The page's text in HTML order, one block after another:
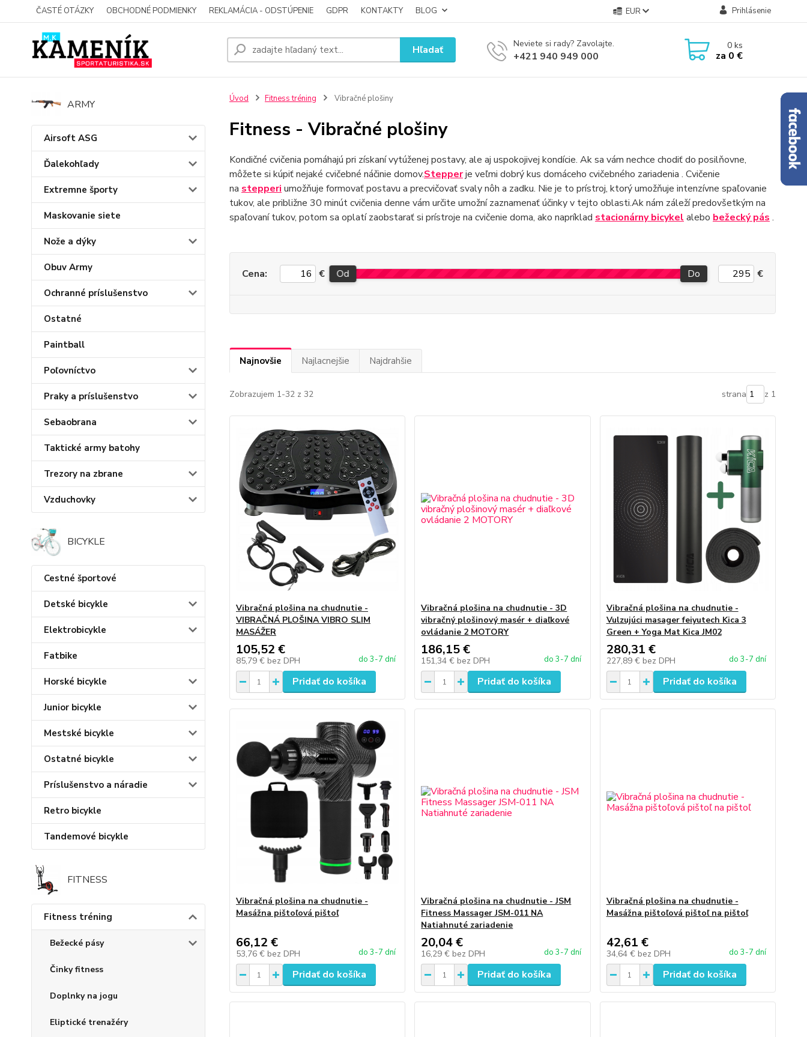
ČASTÉ OTÁZKY OBCHODNÉ PODMIENKY REKLAMÁCIA - ODSTÚPENIE GDPR KONTAKTY BLOG EUR Prihlásenie
Hľadať Neviete si rady? Zavolajte.
+421 940 949 000
0ks
za 0 €
ARMY
Airsoft ASG
Ďalekohľady
Extremne športy
Maskovanie siete
Nože a dýky
Obuv Army
Ochranné príslušenstvo
Ostatné
Paintball
Poľovníctvo
Praky a príslušenstvo
Sebaobrana
Taktické army batohy
Trezory na zbrane
Vzduchovky
BICYKLE
Cestné športové
Detské bicykle
Elektrobicykle
Fatbike
Horské bicykle
Junior bicykle
Mestské bicykle
Ostatné bicykle
Príslušenstvo a náradie
Retro bicykle
Tandemové bicykle
FITNESS
Fitness tréning
Bežecké pásy
Činky fitness
Doplnky na jogu
Eliptické trenažéry
Úvod Fitness tréning Vibračné plošiny
Fitness - Vibračné plošiny
Kondičné cvičenia pomáhajú pri získaní vytúženej postavy, ale aj uspokojivej kondície. Ak sa vám nechce chodiť do posilňovne,
môžete si kúpiť nejaké cvičebné náčinie domov.Stepperje veľmi dobrý kus domáceho cvičebného zariadenia . Cvičenie
na stepperi umožňuje formovať postavu a precvičovať svaly nôh a zadku. Nie je to prístroj, ktorý umožňuje intenzívne spaľovanie
tukov, ale približne 30 minút cvičenia denne vám určite umožní zaznamenať účinky v tejto oblasti.Ak nám záleží predovšetkým na
spaľovaní tukov, potom sa oplatí zaobstarať si prístroje na cvičenie doma, ako napríklad stacionárny bicykel alebo bežecký pás .
Cena: € Od Do €
Najnovšie Najlacnejšie Najdrahšie
Zobrazujem 1-32 z 32 strana z 1
Vibračná plošina na chudnutie -
VIBRAČNÁ PLOŠINA VIBRO SLIM
MASÁŽER
105,52 €
85,79 € bez DPH do 3-7 dní
Pridať do košíka
Vibračná plošina na chudnutie - 3D
vibračný plošinový masér + diaľkové
ovládanie 2 MOTORY
186,15 €
151,34 € bez DPH do 3-7 dní
Pridať do košíka
Vibračná plošina na chudnutie -
Vulzujúci masager feiyutech Kica 3
Green + Yoga Mat Kica JM02
280,31 €
227,89 € bez DPH do 3-7 dní
Pridať do košíka
Vibračná plošina na chudnutie -
Masážna pištoľová pištoľ
66,12 €
53,76 € bez DPH do 3-7 dní
Pridať do košíka
Vibračná plošina na chudnutie - JSM
Fitness Massager JSM-011 NA
Natiahnuté zariadenie
20,04 €
16,29 € bez DPH do 3-7 dní
Pridať do košíka
Vibračná plošina na chudnutie -
Masážna pištoľová pištoľ na pištoľ
42,61 €
34,64 € bez DPH do 3-7 dní
Pridať do košíka